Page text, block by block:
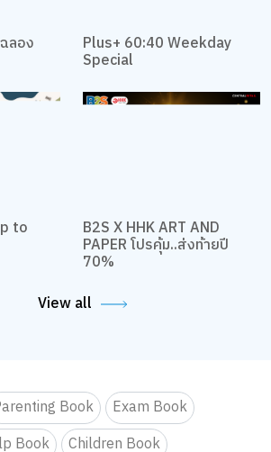
Plus+ 60:40 Weekday
Special
B2S X HHK ART AND
70%
Book
Exam Book